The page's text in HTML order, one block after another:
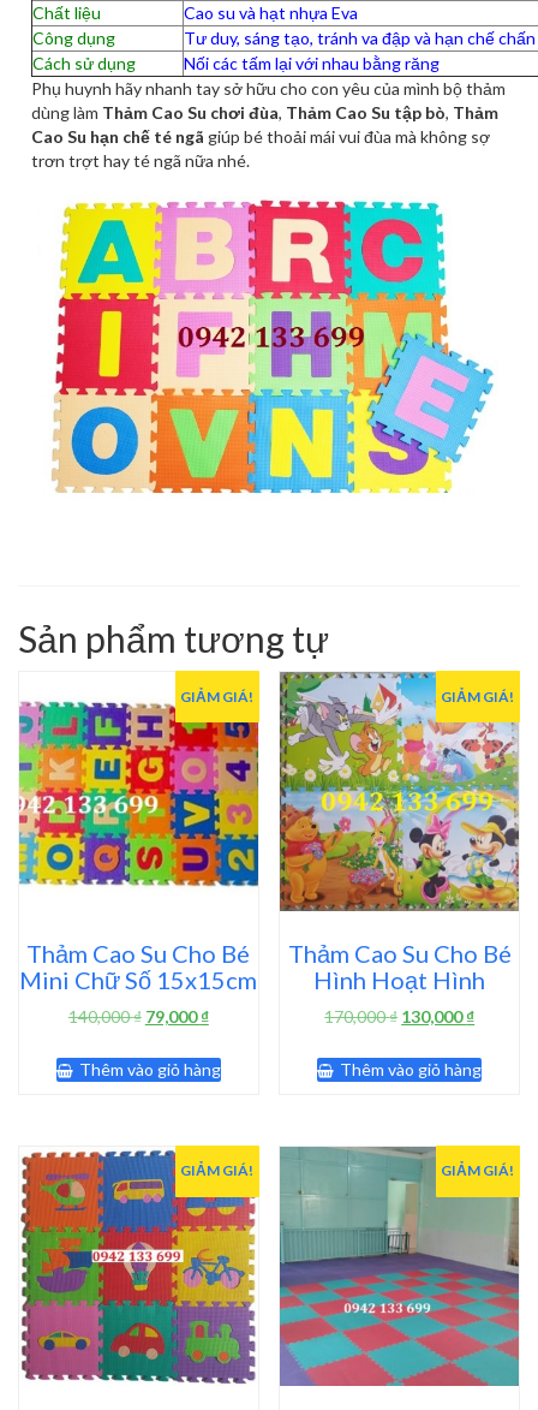
Chất liệu
Cao su và hạt nhựa Eva
Công dụng
Tư duy, sáng tạo, tránh va đập và hạn chế
Cách sử dụng
Nối các tấm lại với nhau bằng răng
Phụ huynh hãy nhanh tay sở hữu cho con yêu của mình bộ thảm
dùng làm Thảm Cao Su chơi đùa, Thảm Cao Su tập bò, Thảm
Cao Su hạn chế té ngã giúp bé thoải mái vui đùa mà không sợ
trơn trợt hay té ngã nữa nhé.
Sản phẩm tương tự
GIẢM GIÁ!
Thảm Cao Su Cho Bé
Mini Chữ Số 15x15cm
140,000₫ Giá
là:
140,000 ₫.
79,000₫Giá
tại
là:
Thêm vào giỏ hàng
GIẢM GIÁ!
Thảm Cao Su Cho Bé
Hình Hoạt Hình
170,000₫ Giá
là:
170,000 ₫.
130,000₫Giá
tại
là:
Thêm vào giỏ hàng
GIẢM GIÁ! GIẢM GIÁ!